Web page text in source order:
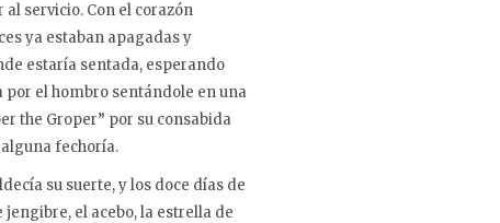
servicio. Con el corazón
ya estaban apagadas y
estaría sentada, esperando
por el hombro sentándole en una
the Groper” por su consabida
fechoría.
su suerte, y los doce días de
el acebo, la estrella de